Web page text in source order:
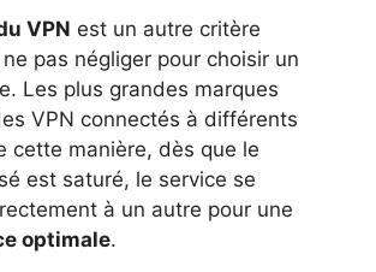
VPN est un autre critère
pas négliger pour choisir un
Les plus grandes marques
VPN connectés à différents
cette manière, dès que le
est saturé, le service se
à un autre pour une
optimale.